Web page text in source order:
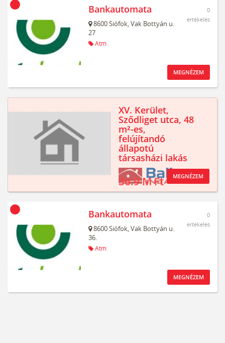
Bankautomata
8600Siófok,Vak Bottyán u.
27
Atm
0
értékelés
MEGNÉZEM
XV. Kerület,
Sződliget utca, 48
m²-es,
felújítandó
állapotú
társasházi lakás
36.9 M Ft MEGNÉZEM
Bankautomata
8600Siófok,Vak Bottyán u.
36.
Atm
0
értékelés
MEGNÉZEM